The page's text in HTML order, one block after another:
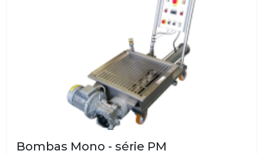
Bombas Mono - série PM